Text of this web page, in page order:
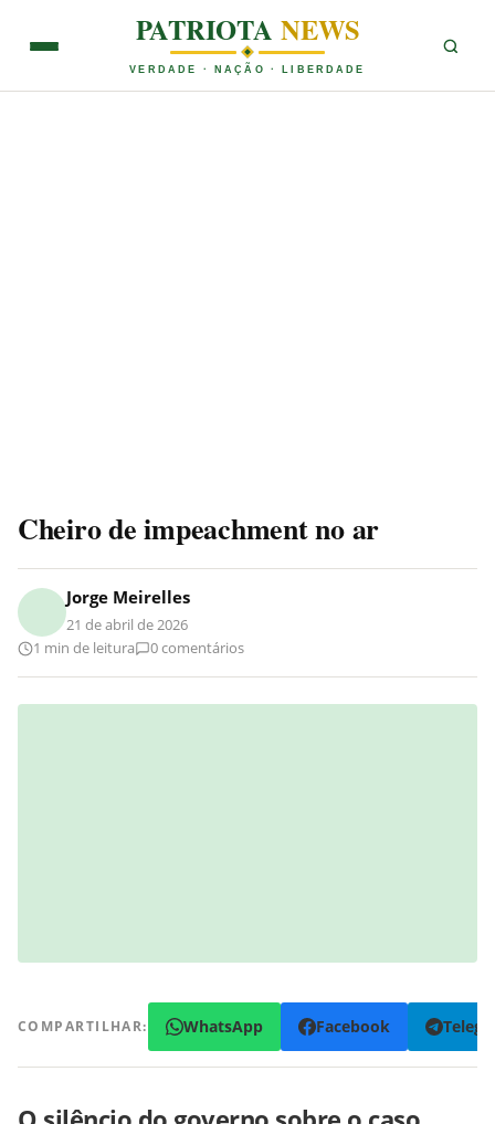
PATRIOTANEWS
VERDADE · NAÇÃO · LIBERDADE
Cheiro de impeachment no ar
Jorge Meirelles
21 de abril de 2026
1 min de leitura
0 comentários
COMPARTILHAR: WhatsApp Facebook